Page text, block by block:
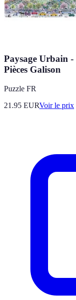
Paysage Urbain
Pièces Galison
Puzzle FR
21.95 EURVoir le prix